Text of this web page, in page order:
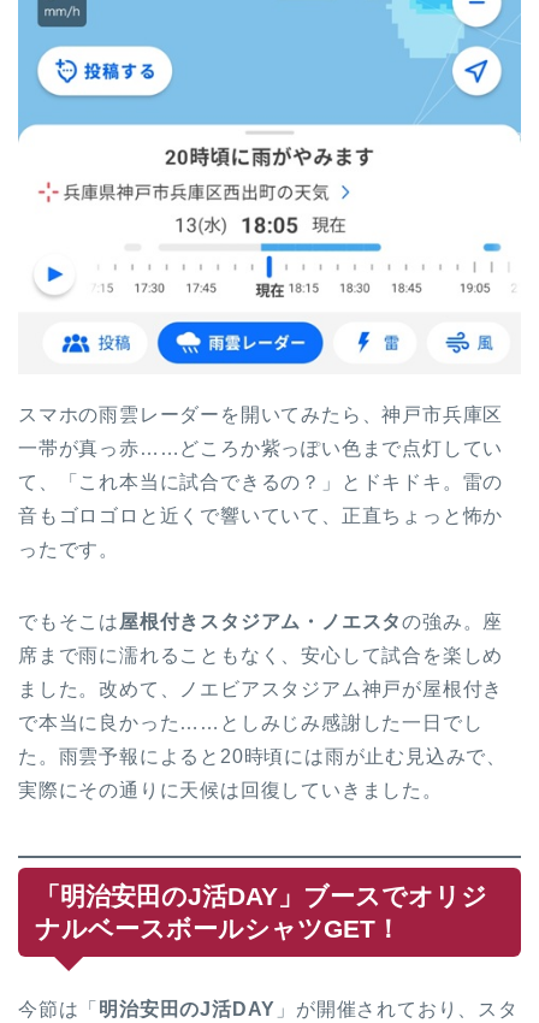
スマホの雨雲レーダーを開いてみたら、神戸市兵庫区
一帯が真っ赤……どころか紫っぽい色まで点灯してい
て、「これ本当に試合できるの？」とドキドキ。雷の
音もゴロゴロと近くで響いていて、正直ちょっと怖か
ったです。
でもそこは屋根付きスタジアム・ノエスタの強み。座
席まで雨に濡れることもなく、安心して試合を楽しめ
ました。改めて、ノエビアスタジアム神戸が屋根付き
で本当に良かった……としみじみ感謝した一日でし
た。雨雲予報によると20時頃には雨が止む見込みで、
実際にその通りに天候は回復していきました。
「明治安田のJ活DAY」ブースでオリジ
ナルベースボールシャツGET！
今節は「 明治安田のJ活DAY 」が開催されており、スタ